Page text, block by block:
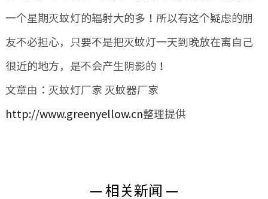
一个星期灭蚊灯的辐射大的多！所以有这个疑虑的朋
友不必担心，只要不是把灭蚊灯一天到晚放在离自己
很近的地方，是不会产生阴影的！
文章由：灭蚊灯厂家 灭蚊器厂家
http://www.greenyellow.cn整理提供
— 相关新闻 —